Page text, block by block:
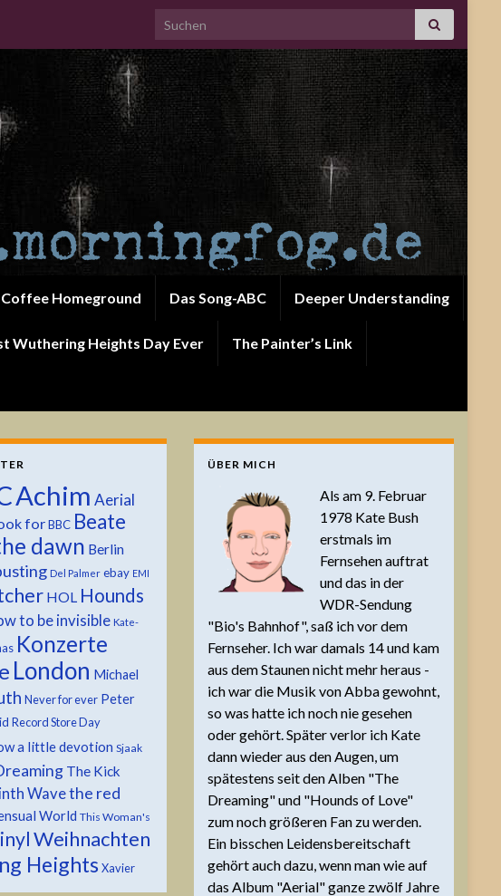
Search for:
Coffee Homeground Das Song-ABC Deeper Understanding
Wuthering Heights Day Ever The Painter’s Link
Achim Aerial
forBBC Beate
dawn Berlin
Del Palmer ebay EMI
HOL Hounds
to be invisible Kate-
Konzerte
London Michael
Never for ever Peter
Record Store Day
a little devotion Sjaak
The Kick
Wavethe red
World This Woman's
Weihnachten
Heights Xavier
ÜBER MICH
Als am 9. Februar
1978 Kate Bush
erstmals im
Fernsehen auftrat
und das in der
WDR-Sendung
"Bio's Bahnhof", saß ich vor dem
Fernseher. Ich war damals 14 und kam
aus dem Staunen nicht mehr heraus -
ich war die Musik von Abba gewohnt,
so was hatte ich noch nie gesehen
oder gehört. Später verlor ich Kate
dann wieder aus den Augen, um
spätestens seit den Alben "The
Dreaming" und "Hounds of Love"
zum noch größeren Fan zu werden.
Ein bisschen Leidensbereitschaft
gehört auch dazu, wenn man wie auf
das Album "Aerial" ganze zwölf Jahre